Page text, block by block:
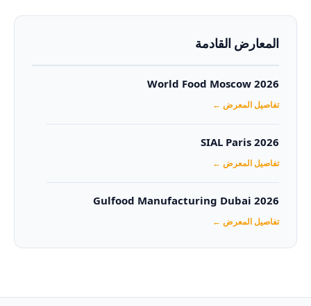
المعارض القادمة
World Food Moscow 2026
تفاصيل المعرض ←
SIAL Paris 2026
تفاصيل المعرض ←
Gulfood Manufacturing Dubai 2026‏
تفاصيل المعرض ←